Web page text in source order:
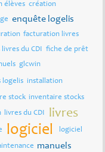
élèves création
enquête logelis
facturation livres
du CDI fiche de prêt
glcwin
logelis installation
stock inventaire stocks
livres du CDI
livres
logiciel logiciel
manuels